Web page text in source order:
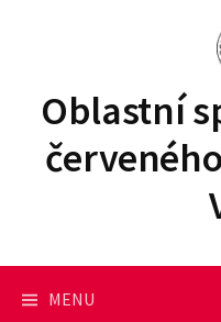
s
Oblastní
MENU